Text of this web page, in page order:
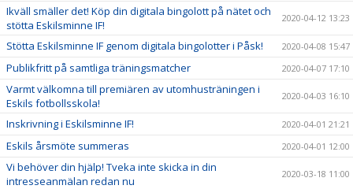
Ikväll smäller det! Köp din digitala bingolott på nätet och
stötta Eskilsminne IF!
2020-04-12 13:23
Stötta Eskilsminne IF genom digitala bingolotter i Påsk! 2020-04-08 15:47
Publikfritt på samtliga träningsmatcher 2020-04-07 17:10
Varmt välkomna till premiären av utomhusträningen i
Eskils fotbollsskola!
2020-04-03 16:10
Inskrivning i Eskilsminne IF! 2020-04-01 21:21
Eskils årsmöte summeras 2020-04-01 12:00
Vi behöver din hjälp! Tveka inte skicka in din
intresseanmälan redan nu
2020-03-18 11:00